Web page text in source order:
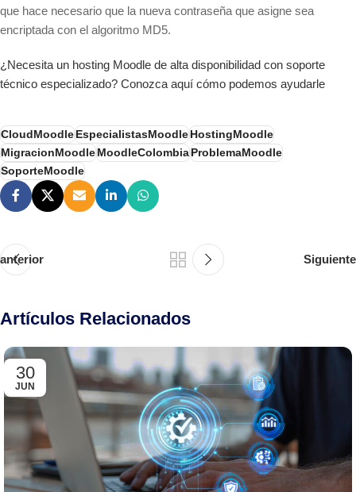
que hace necesario que la nueva contraseña que asigne sea
encriptada con el algoritmo MD5.
¿Necesita un hosting Moodle de alta disponibilidad con soporte
técnico especializado? Conozca aquí cómo podemos ayudarle
CloudMoodleEspecialistasMoodleHostingMoodle
MigracionMoodleMoodleColombiaProblemaMoodle
SoporteMoodle
anterior Siguiente
Artículos Relacionados
30
JUN